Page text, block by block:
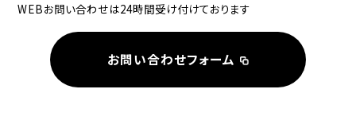
WEBお問い合わせは24時間受け付けております
お問い合わせフォーム